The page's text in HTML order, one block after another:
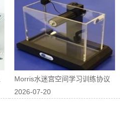
Morris水迷宫空间学习训练协议
优化
2026-07-20